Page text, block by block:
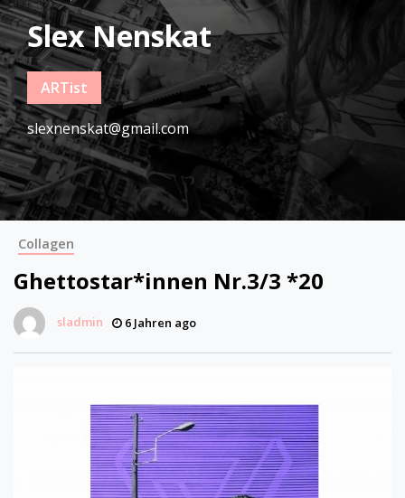
Slex Nenskat
ARTist
slexnenskat@gmail.com
Collagen
Ghettostar*innen Nr.3/3 *20
sladmin 6 Jahren ago